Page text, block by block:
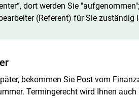
dort werden Sie
(Referent) für Sie zuständig
bekommen Sie Post vom
Termingerecht wird Ihnen